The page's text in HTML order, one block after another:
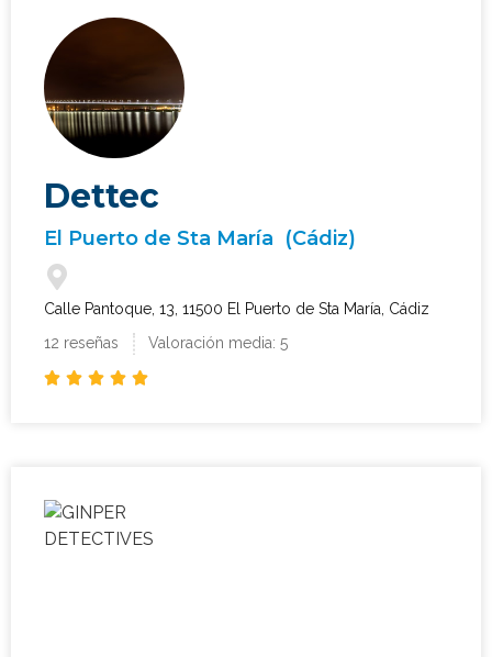
Dettec
El Puerto de Sta María (Cádiz)
Calle Pantoque, 13, 11500 El Puerto de Sta María, Cádiz
12 reseñas
Valoración media: 5
    